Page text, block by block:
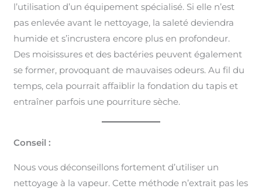
l’utilisation d’un équipement spécialisé. Si elle n’est
pas enlevée avant le nettoyage, la saleté deviendra
humide et s’incrustera encore plus en profondeur.
Des moisissures et des bactéries peuvent également
se former, provoquant de mauvaises odeurs. Au fil du
temps, cela pourrait affaiblir la fondation du tapis et
entraîner parfois une pourriture sèche.
Conseil :
Nous vous déconseillons fortement d’utiliser un
nettoyage à la vapeur. Cette méthode n’extrait pas les